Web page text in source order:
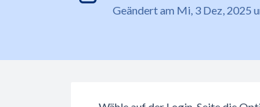
Geändert am Mi, 3 Dez, 2025